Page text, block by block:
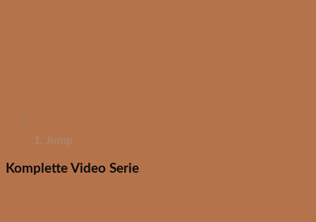
1. Jump
Komplette Video Serie